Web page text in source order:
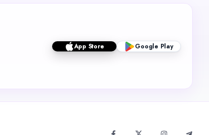
App Store Google Play